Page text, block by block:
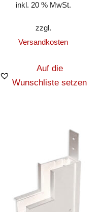
inkl. 20 % MwSt.
zzgl.
Versandkosten
Auf die
Wunschliste setzen